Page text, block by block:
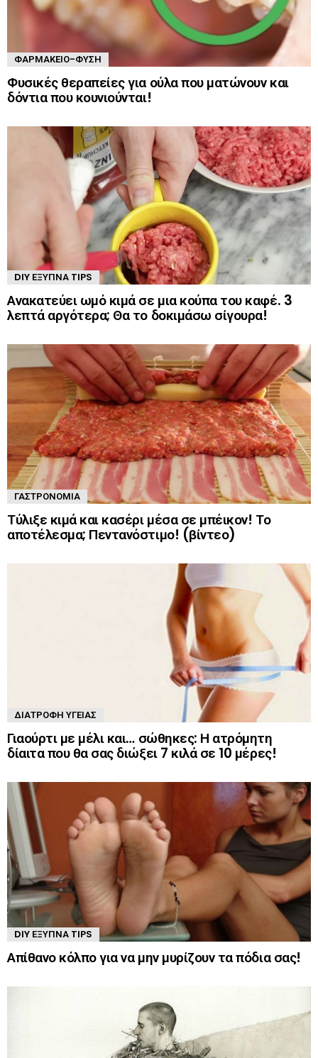
ΦΑΡΜΑΚΕΊΟ-ΦΎΣΗ
Φυσικές θεραπείες για ούλα που ματώνουν και
δόντια που κουνιούνται!
DIY ΈΞΥΠΝΑ TIPS
Ανακατεύει ωμό κιμά σε μια κούπα του καφέ. 3
λεπτά αργότερα; Θα το δοκιμάσω σίγουρα!
ΓΑΣΤΡΟΝΟΜΊΑ
Τύλιξε κιμά και κασέρι μέσα σε μπέικον! Το
αποτέλεσμα; Πεντανόστιμο! (βίντεο)
ΔΙΑΤΡΟΦΉ ΥΓΕΊΑΣ
Γιαούρτι με μέλι και… σώθηκες: Η ατρόμητη
δίαιτα που θα σας διώξει 7 κιλά σε 10 μέρες!
DIY ΈΞΥΠΝΑ TIPS
Απίθανο κόλπο για να μην μυρίζουν τα πόδια σας!